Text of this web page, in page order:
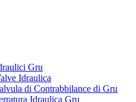
Gru
Idraulica
di Contrabbilance di Gru
Idraulica Gru